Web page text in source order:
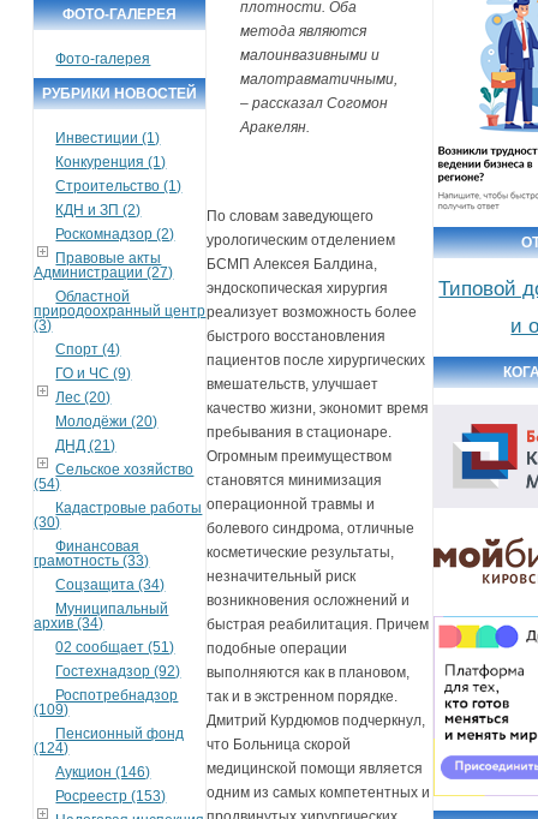
ФОТО-ГАЛЕРЕЯ
Фото-галерея
РУБРИКИ НОВОСТЕЙ
Инвестиции (1)
Конкуренция (1)
Строительство (1)
КДН и ЗП (2)
Роскомнадзор (2)
Правовые акты
Администрации (27)
Областной
природоохранный центр
(3)
Спорт (4)
ГО и ЧС (9)
Лес (20)
Молодёжи (20)
ДНД (21)
Сельское хозяйство
(54)
Кадастровые работы
(30)
Финансовая
грамотность (33)
Соцзащита (34)
Муниципальный
архив (34)
02 сообщает (51)
Гостехнадзор (92)
Роспотребнадзор
(109)
Пенсионный фонд
(124)
Аукцион (146)
Росреестр (153)
плотности. Оба
метода являются
малоинвазивными и
малотравматичными,
– рассказал Согомон
Аракелян.
По словам заведующего
урологическим отделением
БСМП Алексея Балдина,
эндоскопическая хирургия
реализует возможность более
быстрого восстановления
пациентов после хирургических
вмешательств, улучшает
качество жизни, экономит время
пребывания в стационаре.
Огромным преимуществом
становятся минимизация
операционной травмы и
болевого синдрома, отличные
косметические результаты,
незначительный риск
возникновения осложнений и
быстрая реабилитация. Причем
подобные операции
выполняются как в плановом,
так и в экстренном порядке.
Дмитрий Курдюмов подчеркнул,
что Больница скорой
медицинской помощи является
одним из самых компетентных и
Типовой
и